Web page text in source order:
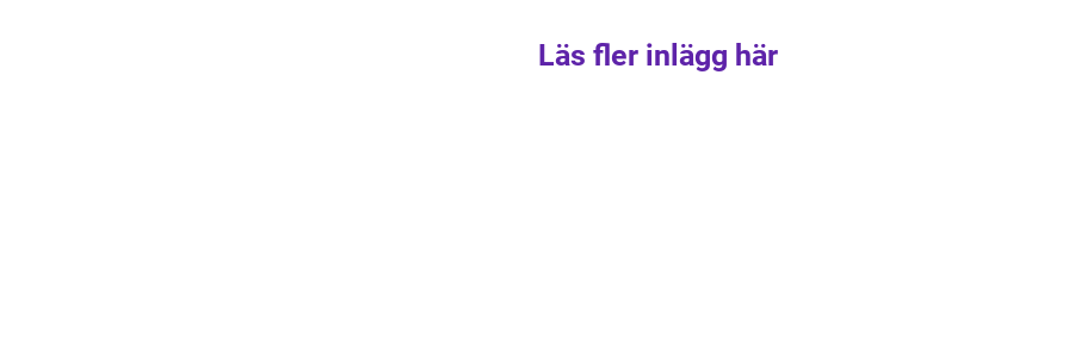
Läs fler inlägg här